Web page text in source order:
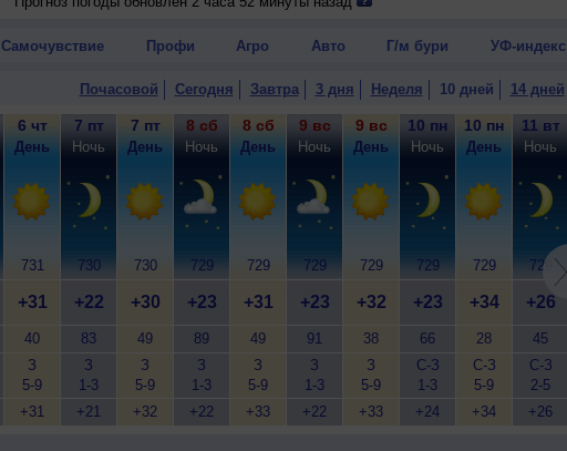
северо-западный, умеренный.
Самочувствие Профи Агро Авто Г/м бури УФ-индекс
Почасовой Сегодня Завтра 3 дня Неделя 10 дней 14 дней
6 чт
День
731
+31
40
З
5-9
+31
7 пт
Ночь
730
+22
83
З
1-3
+21
7 пт
День
730
+30
49
З
5-9
+32
8 сб
Ночь
729
+23
89
З
1-3
+22
8 сб
День
729
+31
49
З
5-9
+33
9 вс
Ночь
729
+23
91
З
1-3
+22
9 вс
День
729
+32
38
З
5-9
+33
10 пн
Ночь
729
+23
66
С-З
1-3
+24
10 пн
День
729
+34
28
С-З
5-9
+34
11 вт
Ночь
729
+26
45
С-З
2-5
+26